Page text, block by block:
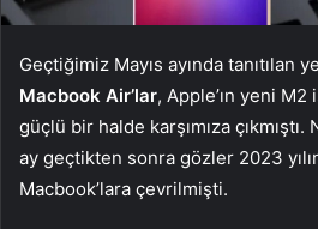
Geçtiğimiz Mayıs ayında tanıtılan
Macbook Air’lar, Apple’ın yeni
güçlü bir halde karşımıza
ay geçtikten sonra gözler 2023
Macbook’lara çevrilmişti.